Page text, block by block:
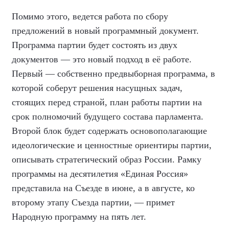
Помимо этого, ведется работа по сбору
предложений в новый программный документ.
Программа партии будет состоять из двух
документов — это новый подход в её работе.
Первый — собственно предвыборная программа, в
которой соберут решения насущных задач,
стоящих перед страной, план работы партии на
срок полномочий будущего состава парламента.
Второй блок будет содержать основополагающие
идеологические и ценностные ориентиры партии,
описывать стратегический образ России. Рамку
программы на десятилетия «Единая Россия»
представила на Съезде в июне, а в августе, ко
второму этапу Съезда партии, — примет
Народную программу на пять лет.